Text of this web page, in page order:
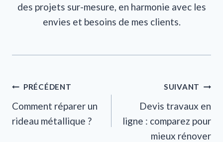
des projets sur-mesure, en harmonie avec les
envies et besoins de mes clients.
Navigation
de
PRÉCÉDENT
Comment réparer un
rideau métallique ?
SUIVANT
Devis travaux en
ligne : comparez pour
mieux rénover